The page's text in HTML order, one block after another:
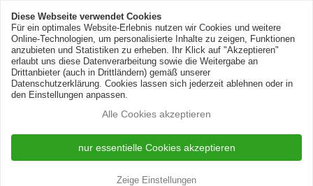
Zur Silotank-Reinigung
Ausbildung zum NFZ-
Mechatroniker (m/w/d)
anderer Stellentyp
Diese Webseite verwendet Cookies
Für ein optimales Website-Erlebnis nutzen wir Cookies und weitere
Online-Technologien, um personalisierte Inhalte zu zeigen, Funktionen
anzubieten und Statistiken zu erheben. Ihr Klick auf "Akzeptieren"
erlaubt uns diese Datenverarbeitung sowie die Weitergabe an
Drittanbieter (auch in Drittländern) gemäß unserer
Datenschutzerklärung. Cookies lassen sich jederzeit ablehnen oder in
den Einstellungen anpassen.
Alle Cookies akzeptieren
nur essentielle Cookies akzeptieren
Zeige Einstellungen